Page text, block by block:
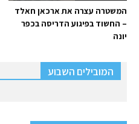
המשטרה עצרה את ארכאן חאלד
– החשוד בפיגוע הדריסה בכפר
יונה
המובילים השבוע